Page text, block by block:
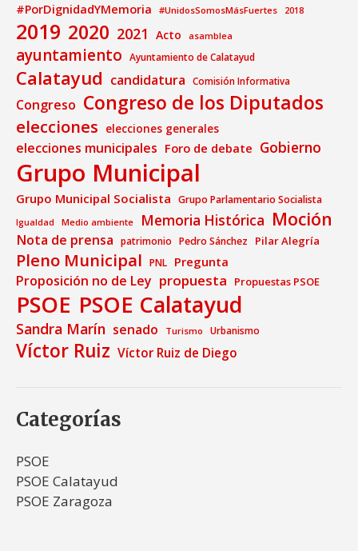
#PorDignidadYMemoria #UnidosSomosMásFuertes 2018
2019 2020 2021 Acto asamblea
ayuntamiento Ayuntamiento de Calatayud
Calatayud candidatura Comisión Informativa
Congreso Congreso de los Diputados
elecciones elecciones generales
elecciones municipales Foro de debate Gobierno
Grupo Municipal
Grupo Municipal Socialista Grupo Parlamentario Socialista
Igualdad Medio ambiente Memoria Histórica Moción
Nota de prensa patrimonio Pedro Sánchez Pilar Alegría
Pleno Municipal PNL Pregunta
Proposición no de Ley propuesta Propuestas PSOE
PSOE PSOE Calatayud
Sandra Marín senado Turismo Urbanismo
Víctor Ruiz Víctor Ruiz de Diego
Categorías
PSOE
PSOE Calatayud
PSOE Zaragoza